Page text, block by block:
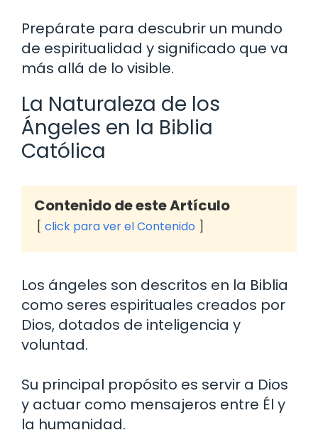
Prepárate para descubrir un mundo
de espiritualidad y significado que va
más allá de lo visible.
La Naturaleza de los
Ángeles en la Biblia
Católica
Contenido de este Artículo
click para ver el Contenido
Los ángeles son descritos en la Biblia
como seres espirituales creados por
Dios, dotados de inteligencia y
voluntad.
Su principal propósito es servir a Dios
y actuar como mensajeros entre Él y
la humanidad.